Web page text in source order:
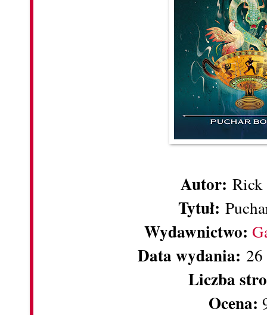
Autor: Rick
Tytuł:
Wydawnictwo:
Data wydania:
Liczba
Ocena: